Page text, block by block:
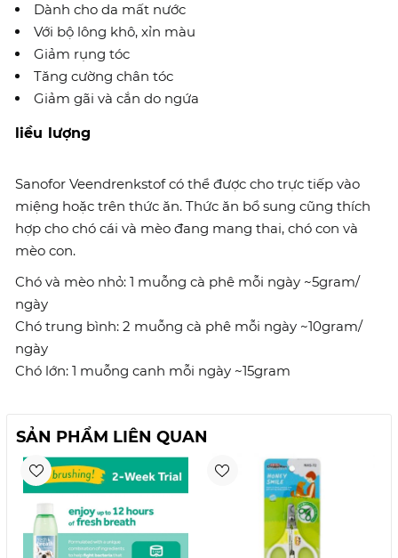
Dành cho da mất nước
Với bộ lông khô, xỉn màu
Giảm rụng tóc
Tăng cường chân tóc
Giảm gãi và cắn do ngứa
liều lượng
Sanofor Veendrenkstof có thể được cho trực tiếp vào
miệng hoặc trên thức ăn. Thức ăn bổ sung cũng thích
hợp cho chó cái và mèo đang mang thai, chó con và
mèo con.
Chó và mèo nhỏ: 1 muỗng cà phê mỗi ngày ~5gram/
ngày
Chó trung bình: 2 muỗng cà phê mỗi ngày ~10gram/
ngày
Chó lớn: 1 muỗng canh mỗi ngày ~15gram
SẢN PHẨM LIÊN QUAN